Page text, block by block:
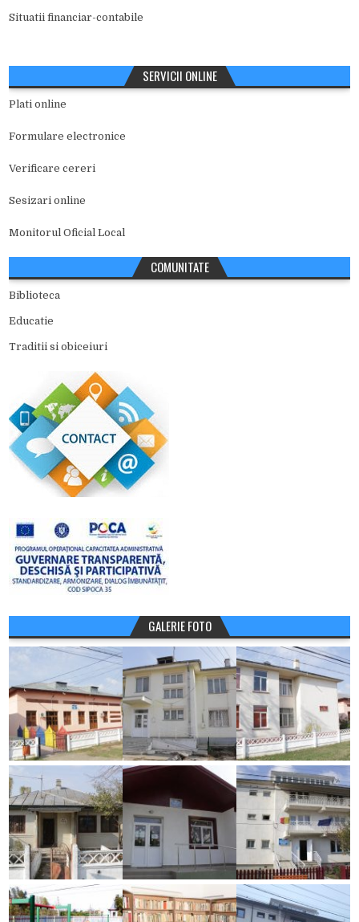
Situatii financiar-contabile
SERVICII ONLINE
Plati online
Formulare electronice
Verificare cereri
Sesizari online
Monitorul Oficial Local
COMUNITATE
Biblioteca
Educatie
Traditii si obiceiuri
GALERIE FOTO